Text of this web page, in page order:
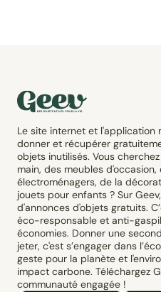
Le site internet et
donner et récupérer
objets inutilisés. Vous
main, des meubles
électroménagers, de la
jouets pour enfants ? Sur
d'annonces d'objets gratuits.
éco-responsable et anti-
économies. Donner une
jeter, c'est s’engager dans
geste pour la planète et
impact carbone. Téléchargez
communauté engagée !